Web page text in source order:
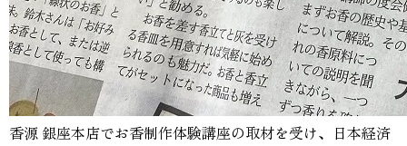
香源 銀座本店でお香制作体験講座の取材を受け、日本経済